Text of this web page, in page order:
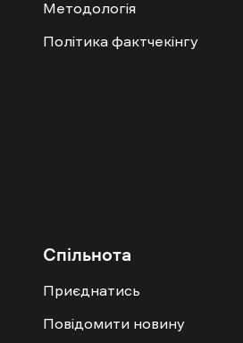
Методологія
Політика фактчекінгу
Спільнота
Приєднатись
Повідомити новину